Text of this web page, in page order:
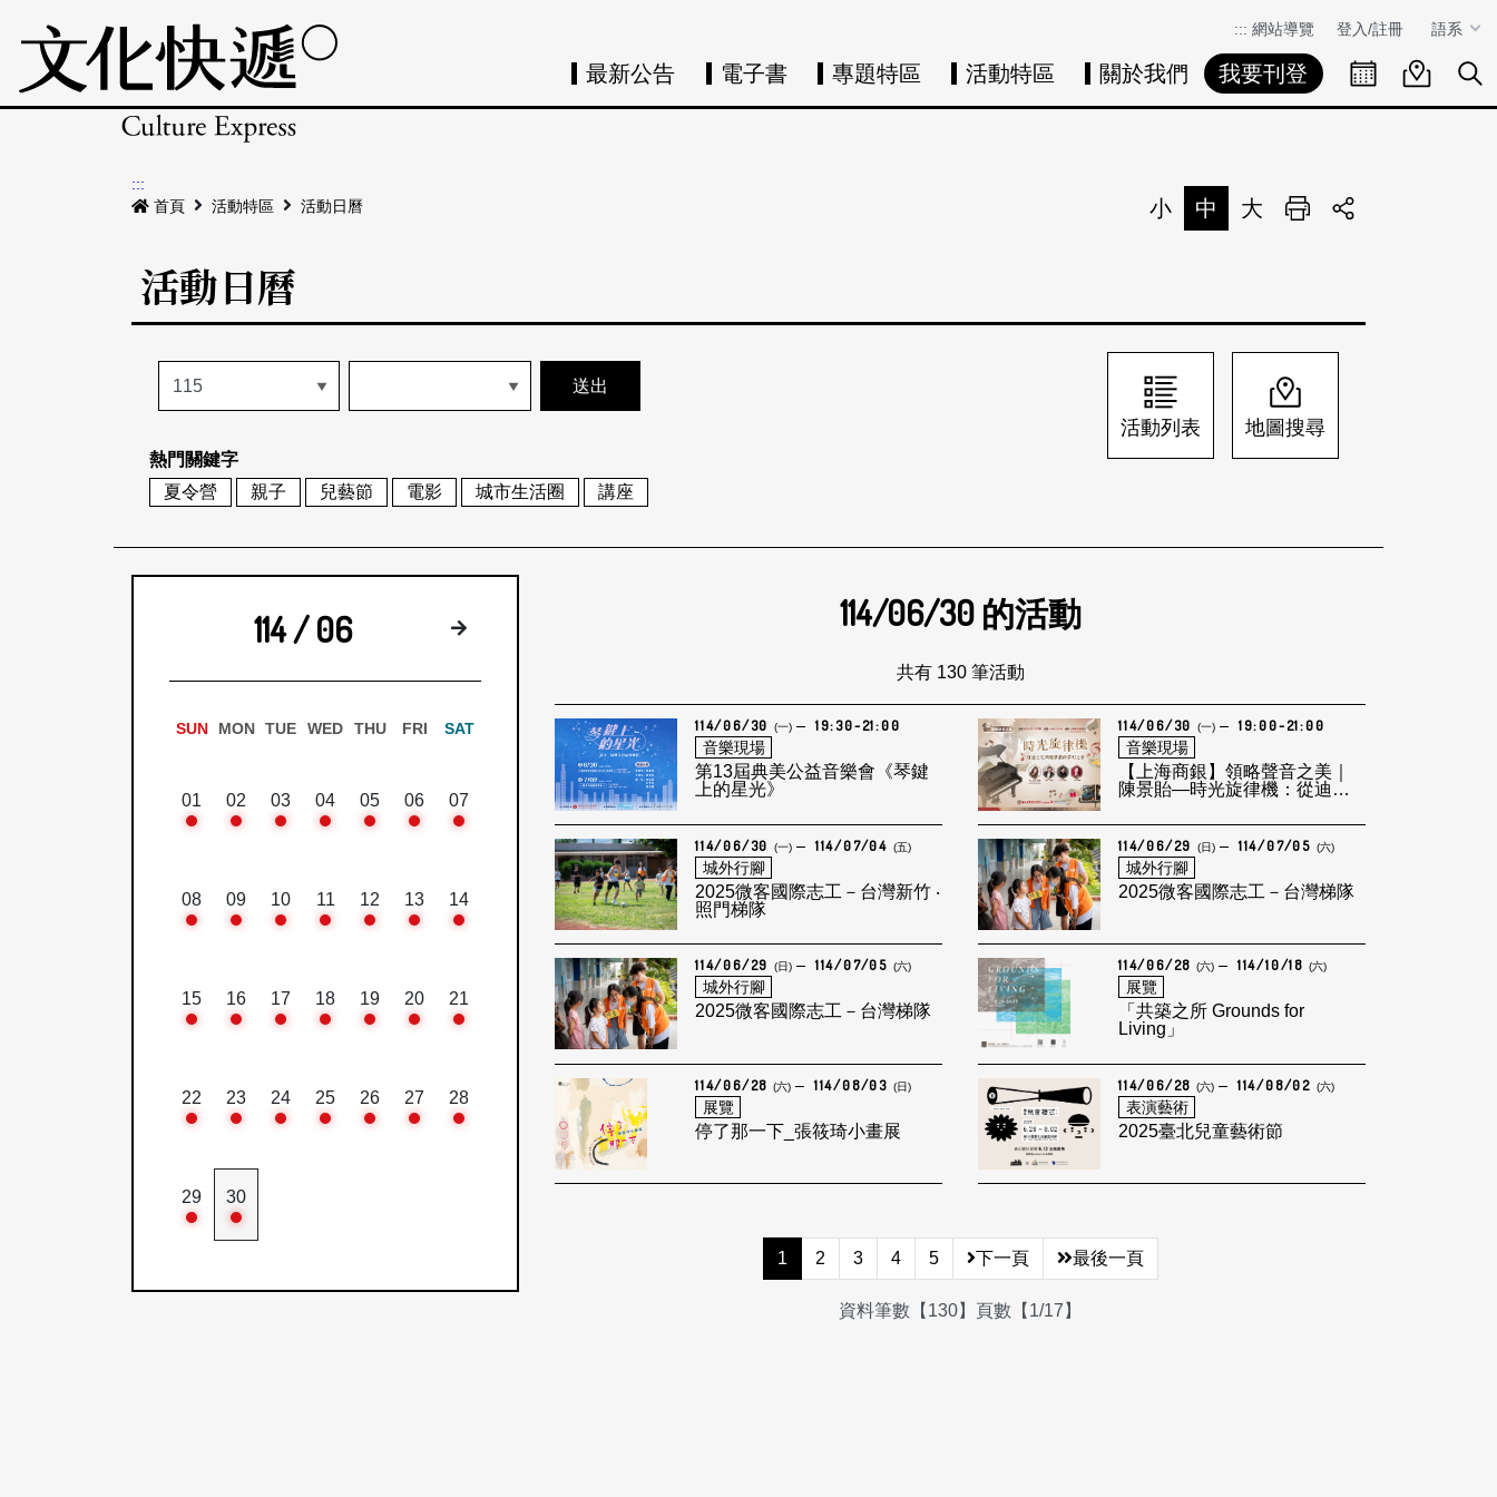
::: 網站導覽 登入/註冊 語系
最新公告 電子書 專題特區 活動特區 關於我們 我要刊登 活動日曆活動地圖展
:::
首頁
活動特區 活動日曆 小 中 大 列印
活動日曆
熱門關鍵字
夏令營
親子 兒藝節 電影 城市生活圈 講座
活動列表 地圖搜尋
114 / 06 下個月
SUN MON TUE WED THU FRI SAT
01 02 03 04 05 06 07
08 09 10 11 12 13 14
15 16 17 18 19 20 21
22 23 24 25 26 27 28
29 30
114/06/30 的活動
共有 130 筆活動
114/06/30 (一)
19:30-21:00
音樂現場
第13屆典美公益音樂會《琴鍵
上的星光》
114/06/30 (一)
19:00-21:00
音樂現場
【上海商銀】領略聲音之美｜
陳景貽—時光旋律機：從迪士
114/06/30 (一) 114/07/04 (五)
城外行腳
2025微客國際志工－台灣新竹 ‧
照門梯隊
114/06/29 (日) 114/07/05 (六)
城外行腳
2025微客國際志工－台灣梯隊
114/06/29 (日) 114/07/05 (六)
城外行腳
2025微客國際志工－台灣梯隊
114/06/28 (六) 114/10/18 (六)
展覽
「共築之所 Grounds for
Living」
114/06/28 (六) 114/08/03 (日)
展覽
停了那一下_張筱琦小畫展
114/06/28 (六) 114/08/02 (六)
表演藝術
2025臺北兒童藝術節
1 2 3 4 5 下一頁 最後一頁
資料筆數【130】頁數【1/17】